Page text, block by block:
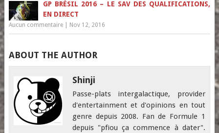
GP BRÉSIL 2016 – LE SAV DES QUALIFICATIONS,
EN DIRECT
Aucun commentaire| Nov 12, 2016
ABOUT THE AUTHOR
Shinji
Passe-plats intergalactique, provider
d'entertainment et d'opinions en tout
genre depuis 2008. Fan de Formule 1
depuis "pfiou ça commence à dater".